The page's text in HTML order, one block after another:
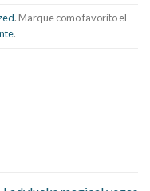
. Marque como favorito el
.